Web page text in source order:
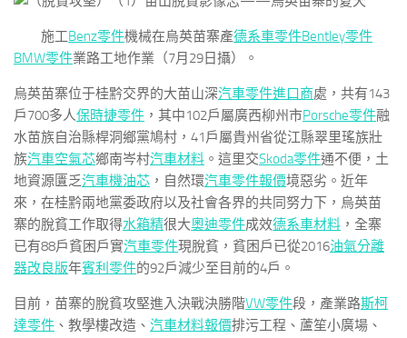
施工Benz零件機械在烏英苗寨產德系車零件Bentley零件
BMW零件業路工地作業（7月29日攝）。
烏英苗寨位于桂黔交界的大苗山深汽車零件進口商處，共有143
戶700多人保時捷零件 ，其中102戶屬廣西柳州市Porsche零件融
水苗族自治縣桿洞鄉黨鳩村，41戶屬貴州省從江縣翠里瑤族壯
族汽車空氣芯鄉南岑村汽車材料 。這里交Skoda零件通不便，土
地資源匱乏汽車機油芯 ，自然環汽車零件報價境惡劣。近年
來，在桂黔兩地黨委政府以及社會各界的共同努力下，烏英苗
寨的脫貧工作取得水箱精很大奧迪零件成效德系車材料 ，全寨
已有88戶貧困戶實汽車零件現脫貧，貧困戶已從2016油氣分離
器改良版年賓利零件的92戶減少至目前的4戶。
目前，苗寨的脫貧攻堅進入決戰決勝階VW零件段，產業路斯柯
達零件 、教學樓改造、 汽車材料報價排污工程、蘆笙小廣場、